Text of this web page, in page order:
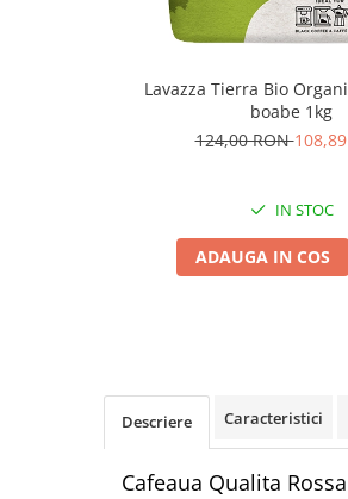
Lavazza Tierra Bio
boabe 1kg
124,00 RON
IN STOC
ADAUGA IN COS
Descriere Caracteristici
Cafeaua Qualita